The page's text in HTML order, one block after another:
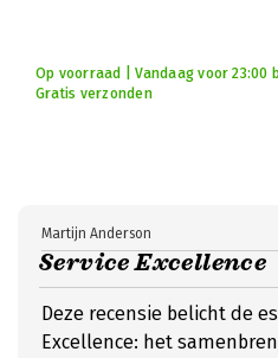
Op voorraad | Vandaag voor 23:00
Gratis verzonden
Service Excellence
Martijn Anderson
Deze recensie belicht de
Excellence: het